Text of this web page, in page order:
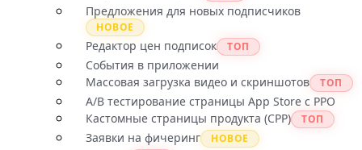
Предложения для новых подписчиков
НОВОЕ
Редактор цен подписок ТОП
События в приложении
Массовая загрузка видео и скриншотов
ТОП
A/B тестирование страницы App Store с PPO
Кастомные страницы продукта (CPP)
ТОП
Заявки на фичеринг НОВОЕ